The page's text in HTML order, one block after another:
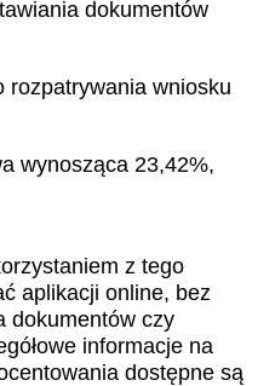
dokumentów
rozpatrywania wniosku
wynosząca 23,42%,
z tego
aplikacji online, bez
dokumentów czy
informacje na
dostępne są